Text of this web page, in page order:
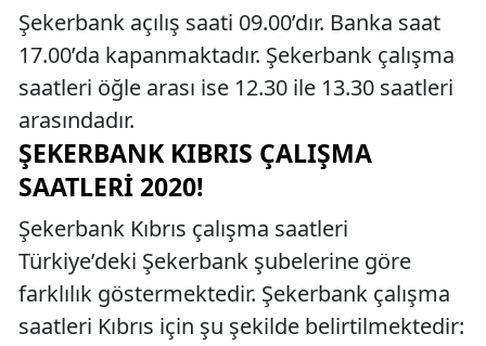
Şekerbank açılış saati 09.00’dır. Banka saat
17.00’da kapanmaktadır. Şekerbank çalışma
saatleri öğle arası ise 12.30 ile 13.30 saatleri
arasındadır.
ŞEKERBANK KIBRIS ÇALIŞMA
SAATLERI 2020!
Şekerbank Kıbrıs çalışma saatleri
Türkiye’deki Şekerbank şubelerine göre
farklılık göstermektedir. Şekerbank çalışma
saatleri Kıbrıs için şu şekilde belirtilmektedir: